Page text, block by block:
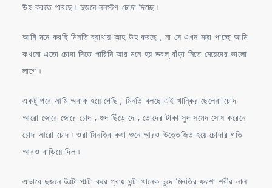
উহ করতে পারছে ৷ দুজনে ননস্টপ চোদা দিচ্ছে ৷
আমি মনে করছি মিনতি ব্যাথায় আহ উহ করছে , না সে এখন মজা পাচ্ছে আমি
কখনো এতো চোদা দিতে পারিনি আর মনে হয় ডবল্ বাঁড়া নিতে মেয়েদের ভালো
লাগে ৷
একটু পরে আমি অবাক হয়ে গেছি , মিনতি বলছে এই খান্কির ছেলেরা চোদ
আরো জোরে জোরে চোদ , গুদ ছিঁড়ে দে , তোদের টাকা সুদ সমেদ সোধ করেনে
চোদ আরো চোদ ৷ ওরা মিনতির কথা শুনে আরও উত্তেজিত হয়ে চোদার গতি
আরও বাড়িয়ে দিল ৷
এভাবে দুজনে উল্টো পাল্টা করে প্রায় ঘন্টা খানেক চুদে মিনতির ফরশা শরীর লাল